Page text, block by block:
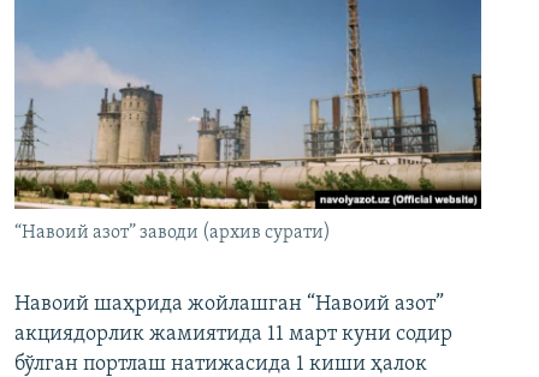
“Навоий азот” заводи (архив сурати)
Навоий шаҳрида жойлашган “Навоий азот”
акциядорлик жамиятида 11 март куни содир
бўлган портлаш натижасида 1 киши ҳалок